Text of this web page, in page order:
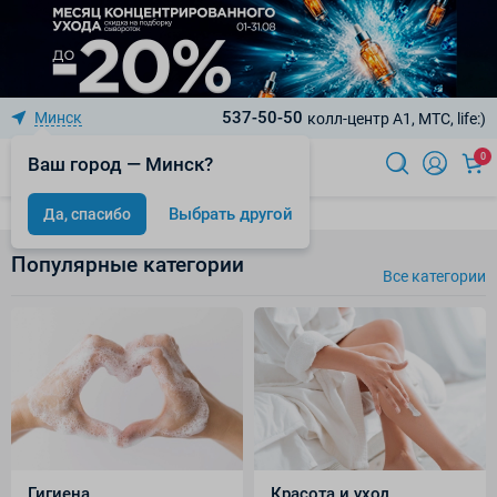
Минск
Ваш город — Минск?
Да, спасибо Выбрать другой
537-50-50 колл-центр A1, МТС, life:)
0
Популярные категории Все категории